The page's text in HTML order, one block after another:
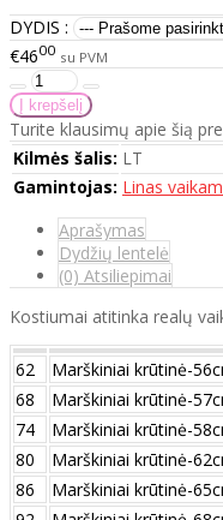
DYDIS :
€4600 su PVM
Turite klausimų apie šią
Kilmės šalis: LT
Gamintojas: Linas
Aprašymas
Dydžių lentelė
(0) Atsiliepimai
Kostiumai atitinka realų
62 Marškiniai krūtinė-
68
Marškiniai krūtinė-
74
Marškiniai krūtinė-
80
Marškiniai krūtinė-
86
Marškiniai krūtinė-